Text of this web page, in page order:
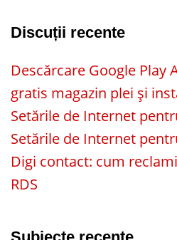
Discuții recente
Descărcare Google Play
gratis magazin plei și
Setările de Internet
Setările de Internet
Digi contact: cum
RDS